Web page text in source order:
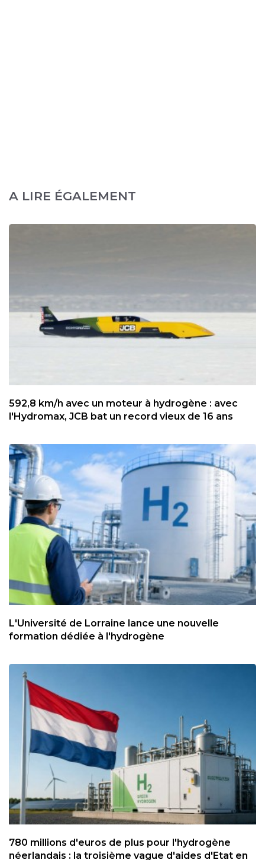
A LIRE ÉGALEMENT
592,8 km/h avec un moteur à hydrogène : avec
l'Hydromax, JCB bat un record vieux de 16 ans
L'Université de Lorraine lance une nouvelle
formation dédiée à l'hydrogène
780 millions d'euros de plus pour l'hydrogène
néerlandais : la troisième vague d'aides d'Etat en